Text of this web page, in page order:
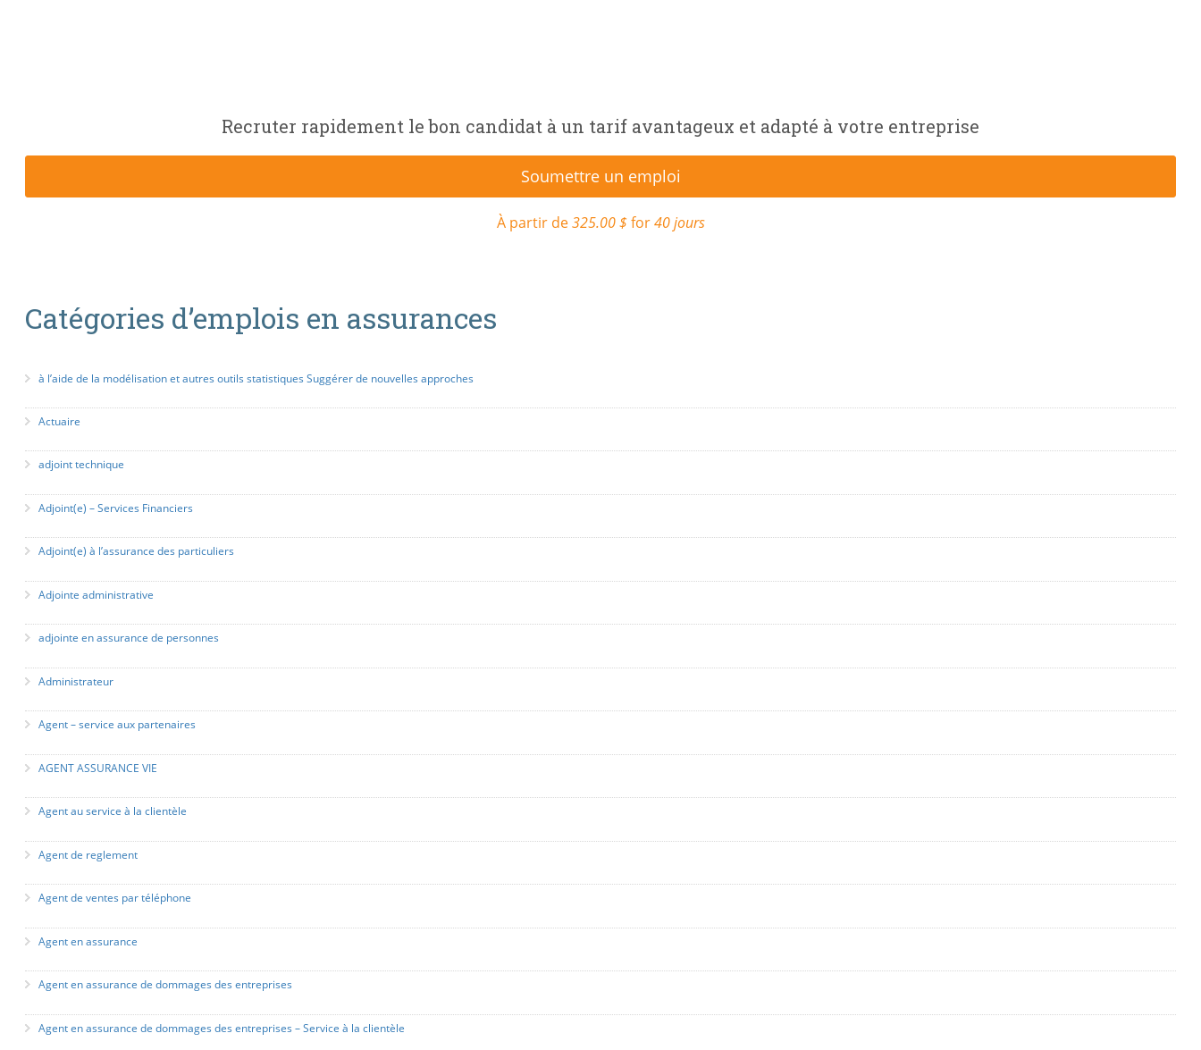
Recruter rapidement le bon candidat à un tarif avantageux et adapté à votre entreprise
Soumettre un emploi
À partir de325.00 $for40 jours
Catégories d’emplois en assurances
à l’aide de la modélisation et autres outils statistiques Suggérer de nouvelles approches
Actuaire
adjoint technique
Adjoint(e) – Services Financiers
Adjoint(e) à l’assurance des particuliers
Adjointe administrative
adjointe en assurance de personnes
Administrateur
Agent – service aux partenaires
AGENT ASSURANCE VIE
Agent au service à la clientèle
Agent de reglement
Agent de ventes par téléphone
Agent en assurance
Agent en assurance de dommages des entreprises
Agent en assurance de dommages des entreprises – Service à la clientèle